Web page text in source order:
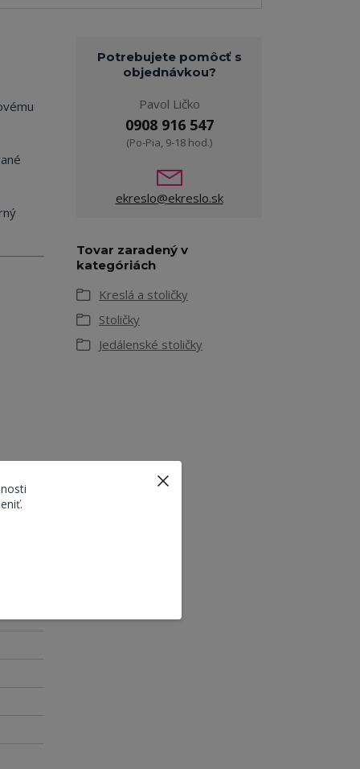
Potrebujete pomôcť s
objednávkou?
Pavol Ličko
0908 916 547
(Po-Pia, 9-18 hod.)
ekreslo@ekreslo.sk
Tovar zaradený v
kategóriách
Kreslá a stoličky
Stoličky
Jedálenské stoličky